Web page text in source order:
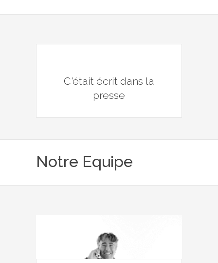
C'était écrit dans la
presse
Notre Equipe